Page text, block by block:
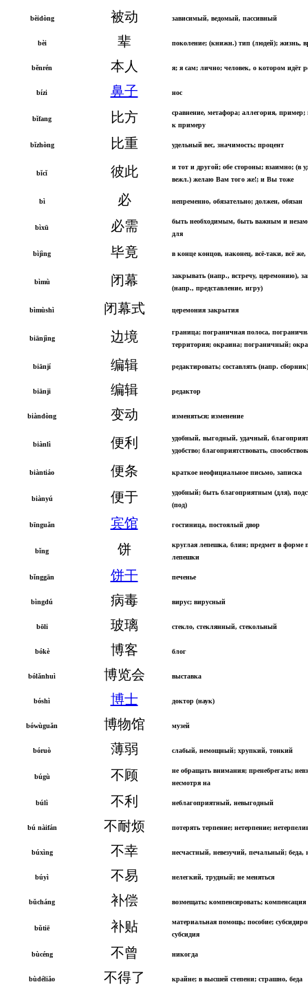
bèidòng 被动 зависимый, ведомый, пассивный
bèi 辈 поколение; (книжн.) тип (людей); жизнь,
běnrén 本人 я; я сам; лично; человек, о котором идёт
bízi 鼻子 нос
bǐfang 比方
сравнение, метафора; аллегория,
к примеру
bǐzhòng 比重 удельный вес, значимость; процент
bǐcǐ 彼此
и тот и другой; обе стороны; взаимно; (в
вежл.) желаю Вам того же!; и Вы тоже
bì 必 непременно, обязательно; должен, обязан
bìxū 必需
быть необходимым, быть важным и
для
bìjìng 毕竟 в конце концов, наконец, всё-таки, всё
bìmù 闭幕
закрывать (напр., встречу, церемонию),
(напр., представление, игру)
bìmùshì 闭幕式 церемония закрытия
biānjìng 边境
граница; пограничная полоса,
территория; окраина; пограничный;
biānjí 编辑 редактировать; составлять (напр.
biānji 编辑 редактор
biàndòng 变动 изменяться; изменение
biànlì 便利
удобный, выгодный, удачный,
удобство; благоприятствовать,
biàntiáo 便条 краткое неофициальное письмо, записка
biànyú 便于
удобный; быть благоприятным (для),
(под)
bīnguǎn 宾馆 гостиница, постоялый двор
bǐng 饼
круглая лепешка, блин; предмет в форме
лепешки
bǐnggān 饼干 печенье
bìngdú 病毒 вирус; вирусный
bōli 玻璃 стекло, стеклянный, стекольный
bókè 博客 блог
bólǎnhuì 博览会 выставка
bóshì 博士 доктор (наук)
bówùguǎn 博物馆 музей
bóruò 薄弱 слабый, немощный; хрупкий, тонкий
búgù 不顾
не обращать внимания; пренебрегать;
несмотря на
búlì 不利 неблагоприятный, невыгодный
bú nàifán 不耐烦 потерять терпение; нетерпение;
búxìng 不幸 несчастный, невезучий, печальный; беда,
búyì 不易 нелегкий, трудный; не меняться
bǔcháng 补偿 возмещать; компенсировать; компенсация
bǔtiē 补贴
материальная помощь; пособие;
субсидия
bùcéng 不曾 никогда
bùdéliǎo 不得了 крайне; в высшей степени; страшно, беда